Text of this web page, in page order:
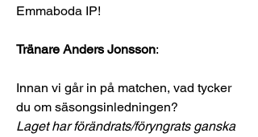
Emmaboda IP!
Tränare Anders Jonsson:
Innan vi går in på matchen, vad tycker
du om säsongsinledningen?
Laget har förändrats/föryngrats ganska